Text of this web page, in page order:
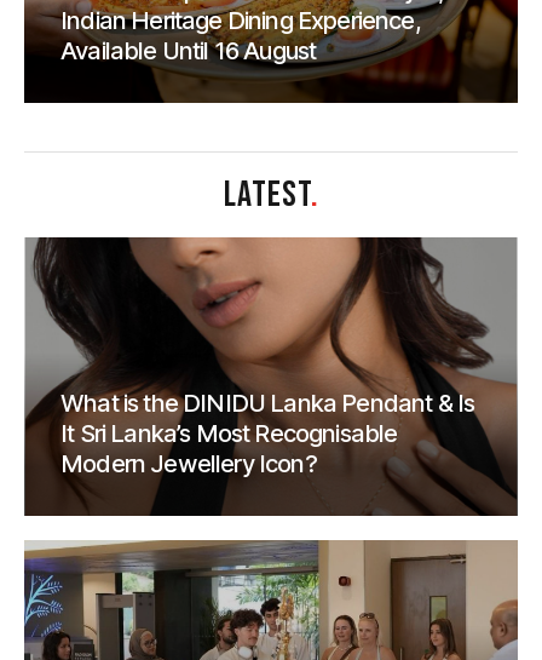
Indian Heritage Dining Experience,
Available Until 16 August
LATEST.
What is the DINIDU Lanka Pendant & Is
It Sri Lanka’s Most Recognisable
Modern Jewellery Icon?